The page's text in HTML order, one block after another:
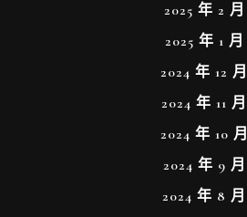
2025 年 2 月
2025 年 1 月
2024 年 12 月
2024 年 11 月
2024 年 10 月
2024 年 9 月
2024 年 8 月